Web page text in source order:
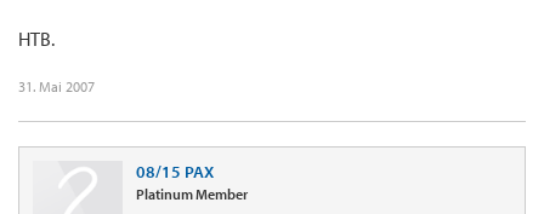
HTB.
31. Mai 2007
08/15 PAX
Platinum Member